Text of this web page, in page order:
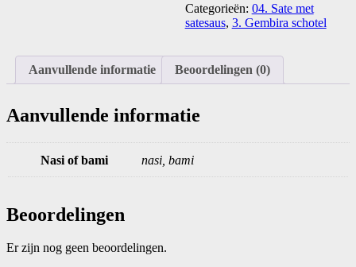
Categorieën: 04. Sate met
satesaus, 3. Gembira schotel
Aanvullende informatie Beoordelingen (0)
Aanvullende informatie
Nasi of bami nasi, bami
Beoordelingen
Er zijn nog geen beoordelingen.